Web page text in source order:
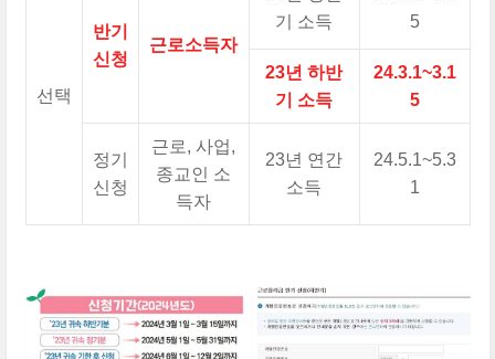
선택
반기
신청
근로소득자
기 소득
5
23년 하반
기 소득
24.3.1~3.1
5
정기
신청
근로, 사업,
종교인 소
득자
23년 연간
소득
24.5.1~5.3
1